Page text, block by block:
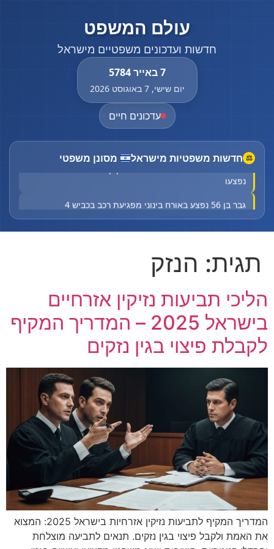
7 באייר 5784
יום שישי, 7 באוגוסט 2026
עולם המשפט
חדשות ועדכונים משפטיים מישראל
עדכונים חיים
⚖ חדשות משפטיות מישראל מסונן משפטי
נפצעו
גבר בן 56 נפצע באורח בינוני מפגיעת רכב בכביש 4
אימה בתאילנד: ירי בבית ספר בבנגקוק - ארבעה נהרגו ועשרות
פועל כבן 60 נפצע באורח בינוני במהלך עבודתו
תגית: הנזק
הליכי תביעות נזיקין אזרחיים
בישראל 2025 – המדריך המקיף
לקבלת פיצוי בגין נזקים
המדריך המקיף לתביעות נזיקין אזרחיות בישראל 2025: המצוא
את האמת ולקבל פיצוי בגין נזקים. תנאים לתביעה מוצלחת